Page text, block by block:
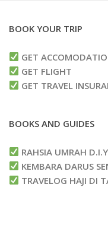
BOOK YOUR TRIP
GET
GET FLIGHT
GET TRAVEL
BOOKS AND GUIDES
RAHSIA UMRAH D.I.Y
KEMBARA DARUS
TRAVELOG HAJI DI